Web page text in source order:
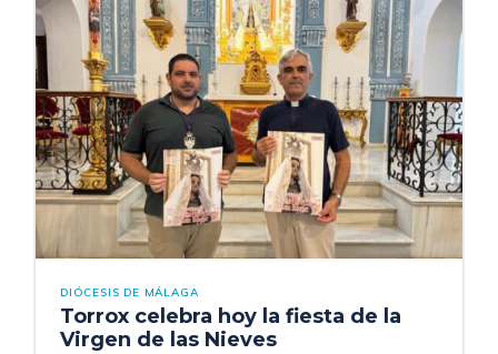
DIÓCESIS DE MÁLAGA
Torrox celebra hoy la fiesta de la
Virgen de las Nieves